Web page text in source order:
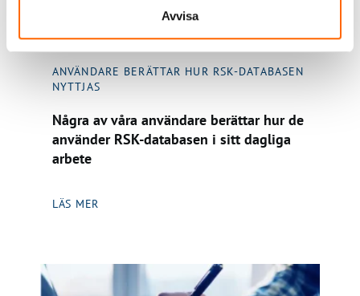
Avvisa
ANVÄNDARE BERÄTTAR HUR RSK-DATABASEN
NYTTJAS
Några av våra användare berättar hur de
använder RSK-databasen i sitt dagliga
arbete
LÄS MER